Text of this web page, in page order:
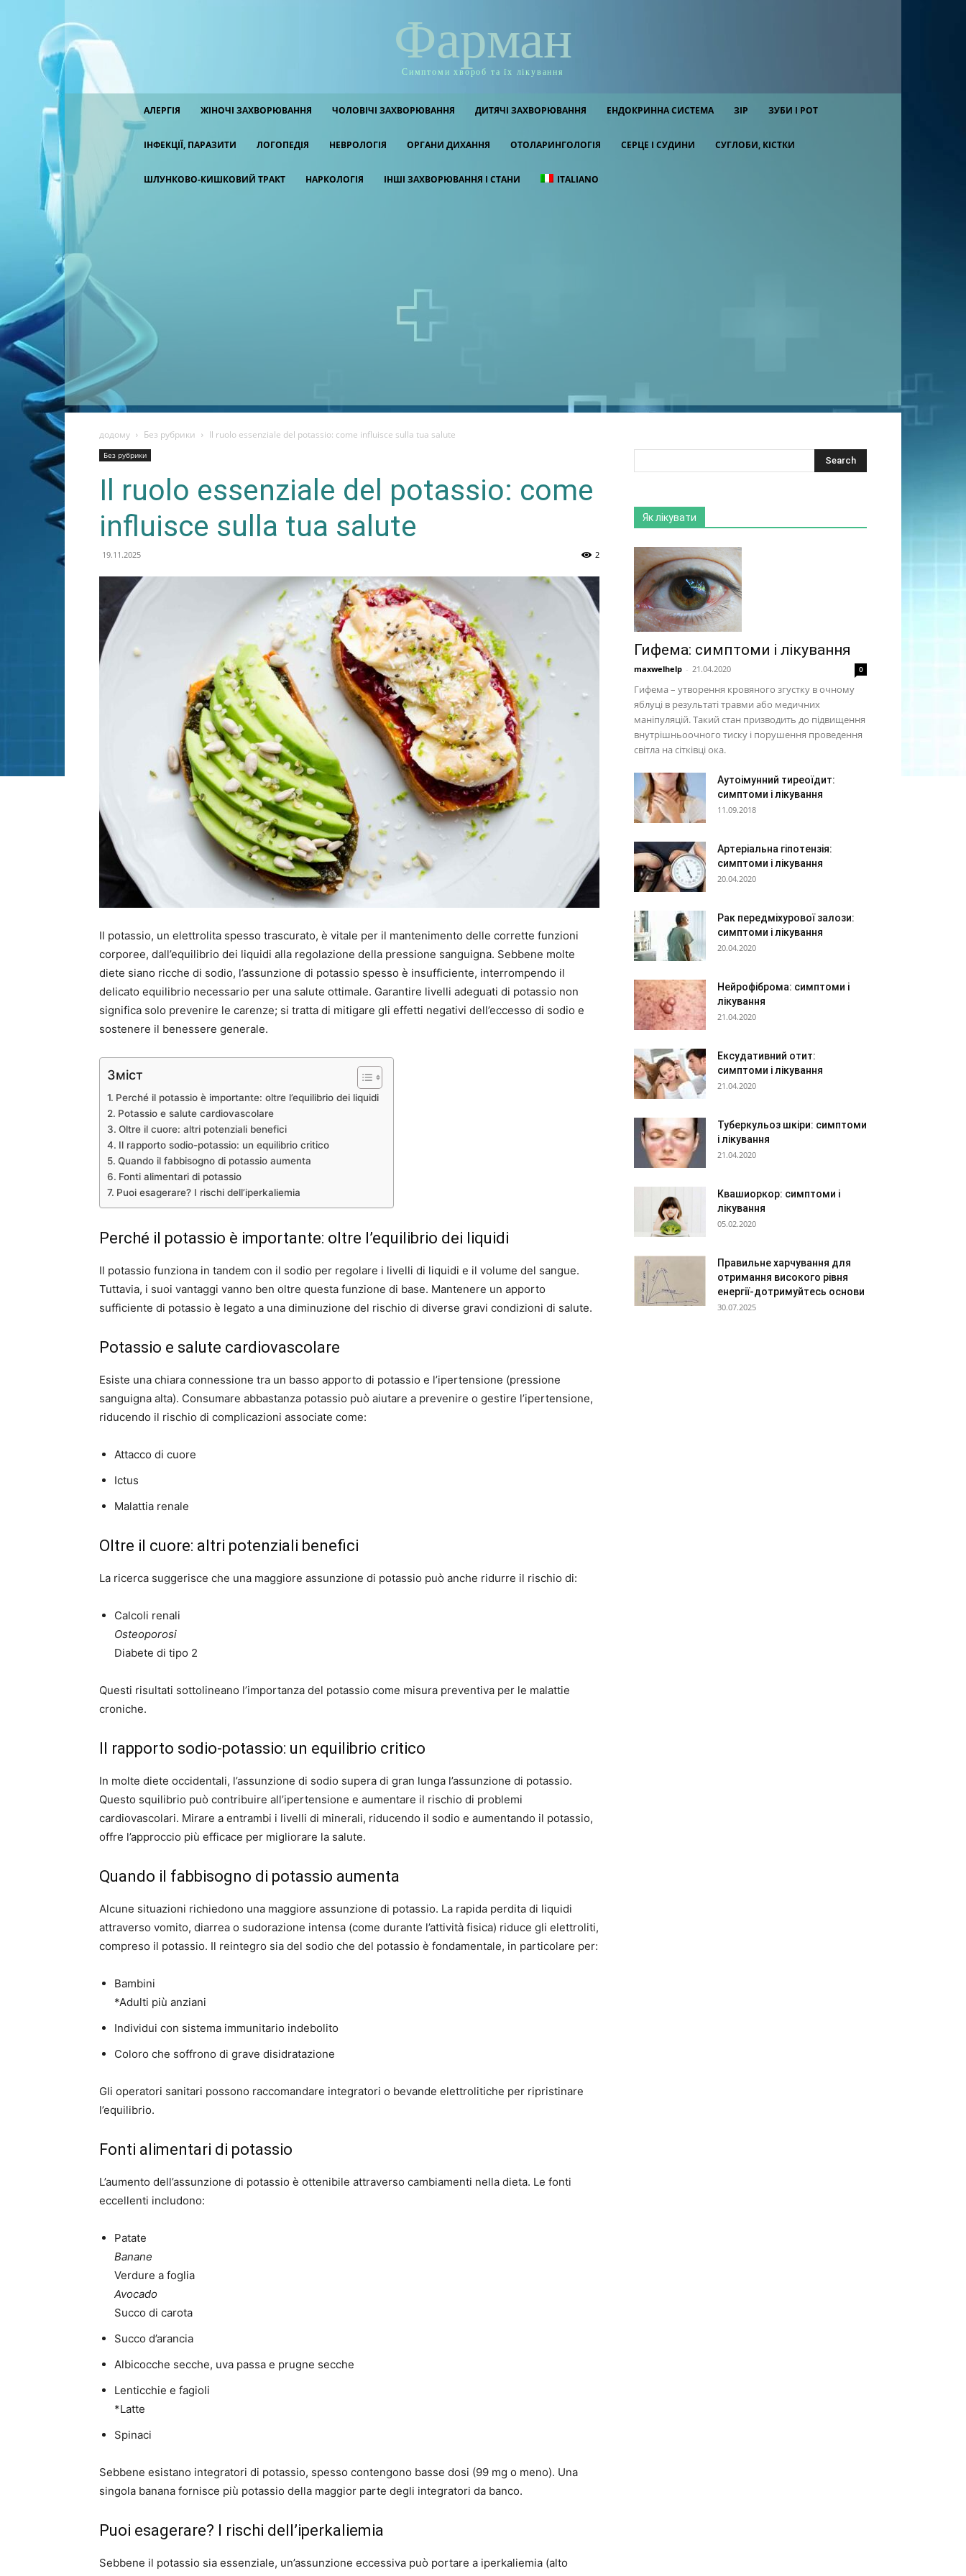
Фарман
Симптоми хвороб та їх лікування
АЛЕРГІЯ ЖІНОЧІ ЗАХВОРЮВАННЯ ЧОЛОВІЧІ ЗАХВОРЮВАННЯ ДИТЯЧІ ЗАХВОРЮВАННЯ ЕНДОКРИННА СИСТЕМА ЗІР ЗУБИ І РОТ
ІНФЕКЦІЇ, ПАРАЗИТИ ЛОГОПЕДІЯ НЕВРОЛОГІЯ ОРГАНИ ДИХАННЯ ОТОЛАРИНГОЛОГІЯ СЕРЦЕ І СУДИНИ СУГЛОБИ, КІСТКИ
ШЛУНКОВО-КИШКОВИЙ ТРАКТ НАРКОЛОГІЯ ІНШІ ЗАХВОРЮВАННЯ І СТАНИ ITALIANO
додому Без рубрики Il ruolo essenziale del potassio: come influisce sulla tua salute
Без рубрики
Il ruolo essenziale del potassio: come
influisce sulla tua salute
19.11.2025 2
Il potassio, un elettrolita spesso trascurato, è vitale per il mantenimento delle corrette funzioni
corporee, dall’equilibrio dei liquidi alla regolazione della pressione sanguigna. Sebbene molte
diete siano ricche di sodio, l’assunzione di potassio spesso è insufficiente, interrompendo il
delicato equilibrio necessario per una salute ottimale. Garantire livelli adeguati di potassio non
significa solo prevenire le carenze; si tratta di mitigare gli effetti negativi dell’eccesso di sodio e
sostenere il benessere generale.
Зміст
Perché il potassio è importante: oltre l’equilibrio dei liquidi
Potassio e salute cardiovascolare
Oltre il cuore: altri potenziali benefici
Il rapporto sodio-potassio: un equilibrio critico
Quando il fabbisogno di potassio aumenta
Fonti alimentari di potassio
Puoi esagerare? I rischi dell’iperkaliemia
Perché il potassio è importante: oltre l’equilibrio dei liquidi
Il potassio funziona in tandem con il sodio per regolare i livelli di liquidi e il volume del sangue.
Tuttavia, i suoi vantaggi vanno ben oltre questa funzione di base. Mantenere un apporto
sufficiente di potassio è legato a una diminuzione del rischio di diverse gravi condizioni di salute.
Potassio e salute cardiovascolare
Esiste una chiara connessione tra un basso apporto di potassio e l’ipertensione (pressione
sanguigna alta). Consumare abbastanza potassio può aiutare a prevenire o gestire l’ipertensione,
riducendo il rischio di complicazioni associate come:
Attacco di cuore
Ictus
Malattia renale
Oltre il cuore: altri potenziali benefici
La ricerca suggerisce che una maggiore assunzione di potassio può anche ridurre il rischio di:
Calcoli renali
Osteoporosi
Diabete di tipo 2
Questi risultati sottolineano l’importanza del potassio come misura preventiva per le malattie
croniche.
Il rapporto sodio-potassio: un equilibrio critico
In molte diete occidentali, l’assunzione di sodio supera di gran lunga l’assunzione di potassio.
Questo squilibrio può contribuire all’ipertensione e aumentare il rischio di problemi
cardiovascolari. Mirare a entrambi i livelli di minerali, riducendo il sodio e aumentando il potassio,
offre l’approccio più efficace per migliorare la salute.
Quando il fabbisogno di potassio aumenta
Alcune situazioni richiedono una maggiore assunzione di potassio. La rapida perdita di liquidi
attraverso vomito, diarrea o sudorazione intensa (come durante l’attività fisica) riduce gli elettroliti,
compreso il potassio. Il reintegro sia del sodio che del potassio è fondamentale, in particolare per:
Bambini
*Adulti più anziani
Individui con sistema immunitario indebolito
Coloro che soffrono di grave disidratazione
Gli operatori sanitari possono raccomandare integratori o bevande elettrolitiche per ripristinare
l’equilibrio.
Fonti alimentari di potassio
L’aumento dell’assunzione di potassio è ottenibile attraverso cambiamenti nella dieta. Le fonti
eccellenti includono:
Patate
Banane
Verdure a foglia
Avocado
Succo di carota
Succo d’arancia
Albicocche secche, uva passa e prugne secche
Lenticchie e fagioli
*Latte
Spinaci
Sebbene esistano integratori di potassio, spesso contengono basse dosi (99 mg o meno). Una
singola banana fornisce più potassio della maggior parte degli integratori da banco.
Puoi esagerare? I rischi dell’iperkaliemia
Sebbene il potassio sia essenziale, un’assunzione eccessiva può portare a iperkaliemia (alto
Як лікувати
Гифема: симптоми і лікування
maxwelhelp - 21.04.2020 0
Гифема – утворення кровяного згустку в очному
яблуці в результаті травми або медичних
маніпуляцій. Такий стан призводить до підвищення
внутрішньоочного тиску і порушення проведення
світла на сітківці ока.
Аутоімунний тиреоїдит:
симптоми і лікування
11.09.2018
Артеріальна гіпотензія:
симптоми і лікування
20.04.2020
Рак передміхурової залози:
симптоми і лікування
20.04.2020
Нейрофіброма: симптоми і
лікування
21.04.2020
Ексудативний отит:
симптоми і лікування
21.04.2020
Туберкульоз шкіри: симптоми
і лікування
21.04.2020
Квашиоркор: симптоми і
лікування
05.02.2020
Правильне харчування для
отримання високого рівня
енергії-дотримуйтесь основи
30.07.2025